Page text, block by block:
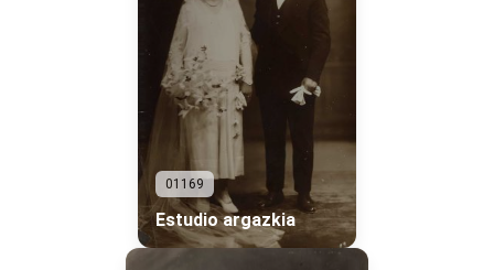
01169
Estudio argazkia